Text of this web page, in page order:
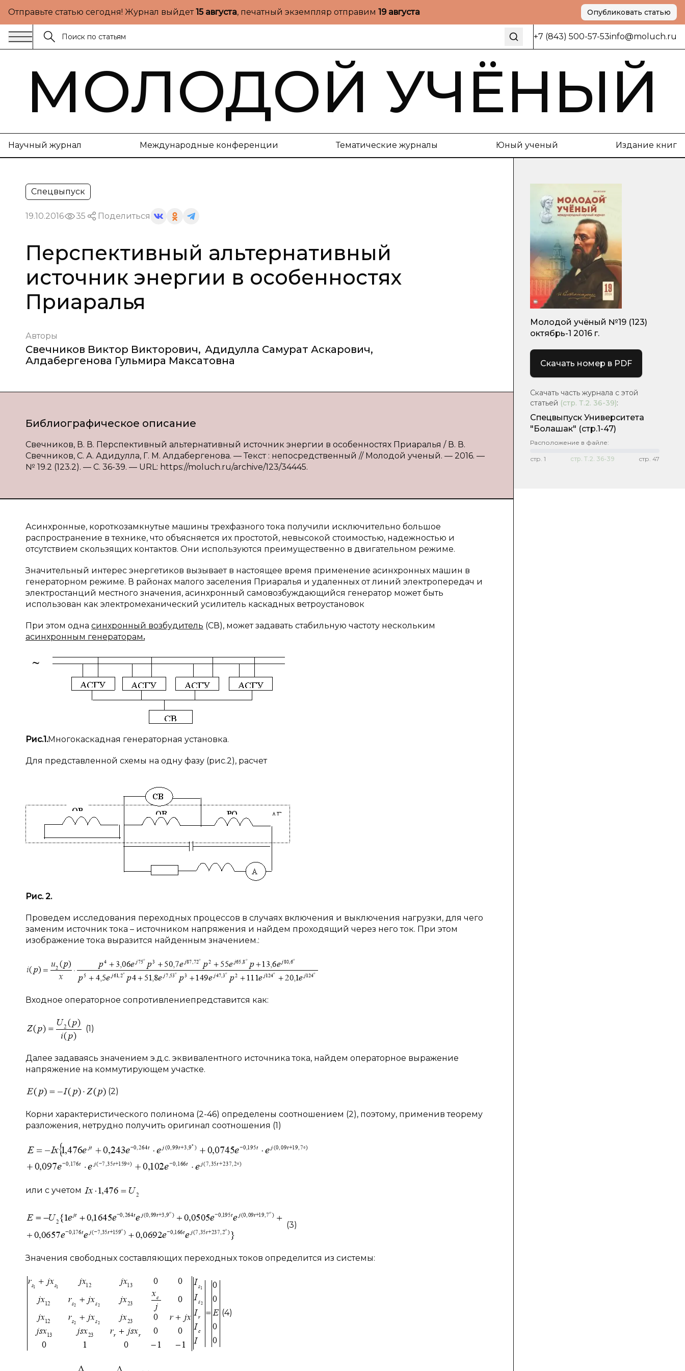
Отправьте статью сегодня! Журнал выйдет15 августа, печатный экземпляр отправим 19 августа Опубликовать статью
+7 (843) 500-57-53info@moluch.ru
МОЛОДОЙ УЧЁНЫЙ
Научный журнал Международные конференции Тематические журналы Юный ученый Издание книг
Спецвыпуск
19.10.2016 35 Поделиться
Перспективный альтернативный
источник энергии в особенностях
Приаралья
Авторы
Свечников Виктор Викторович, Адидулла Самурат Аскарович,
Алдабергенова Гульмира Максатовна
Библиографическое описание
Свечников, В. В. Перспективный альтернативный источник энергии в особенностях Приаралья / В. В.
Свечников, С. А. Адидулла, Г. М. Алдабергенова. — Текст : непосредственный // Молодой ученый. — 2016. —
№ 19.2 (123.2). — С. 36-39. — URL: https://moluch.ru/archive/123/34445.
Асинхронные, короткозамкнутые машины трехфазного тока по­лучили исключительно большое
распространение в технике, что объясняется их простотой, невысокой стоимостью, надежностью и
отсутствием скользящих контактов. Они используются преимущест­венно в двигательном режиме.
Значительный интерес энергетиков вызывает в настоящее время применение асинхронных машин в
генераторном режиме. В районах малого заселения Приаралья и удаленных от линий электропередач и
электро­станций местного значения, асинхронный самовозбуждающийся генератор может быть
использован как электромеханический усилитель каскадных ветроустановок
При этом одна синхронный возбудитель (СВ), может задавать стабильную частоту нескольким
асинхронным генераторам.
Рис.1.Многокаскадная генераторная установка.
Для представленной схемы на одну фазу (рис.2), расчет
Рис. 2.
Проведем исследования переходных процессов в случаях включения и выключения нагрузки, для чего
заменим источник тока – источником напряжения и найдем проходящий через него ток. При этом
изображение тока выразится найденным значением.:
Входное операторное сопротивлениепредставится как:
(1)
Далее задаваясь значением э.д.с. эквивалентного источника тока, найдем операторное выражение
напряжение на коммутирующем участке.
(2)
Корни характеристического полинома (2-46) определены соотношением (2), поэтому, применив теорему
разложения, нетрудно получить оригинал соотношения (1)
или с учетом
(3)
Значения свободных составляющих переходных токов определится из системы:
(4)
Молодой учёный №19 (123)
октябрь-1 2016 г.
Скачать номер в PDF
Скачать часть журнала с этой
статьей (стр. Т.2. 36-39):
Спецвыпуск Университета
"Болашак" (стр.1-47)
Расположение в файле:
стр. 1 стр. Т.2. 36-39 стр. 47